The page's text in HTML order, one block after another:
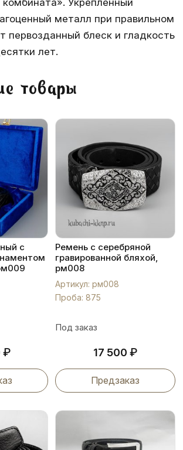
комбината». Укрепленный
металл при правильном
первозданный блеск и гладкость
лет.
товары
с
₽
Ремень с серебряной
гравированной бляхой,
рм008
Артикул: рм008
Проба: 875
Под заказ
17 500 ₽
Предзаказ